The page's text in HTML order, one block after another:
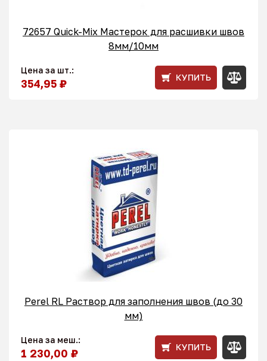
72657 Quick-Mix Мастерок для расшивки швов
8мм/10мм
Цена за шт.:
354,95 ₽ КУПИТЬ
Perel RL Раствор для заполнения швов (до 30
мм)
Цена за меш.:
1 230,00 ₽ КУПИТЬ